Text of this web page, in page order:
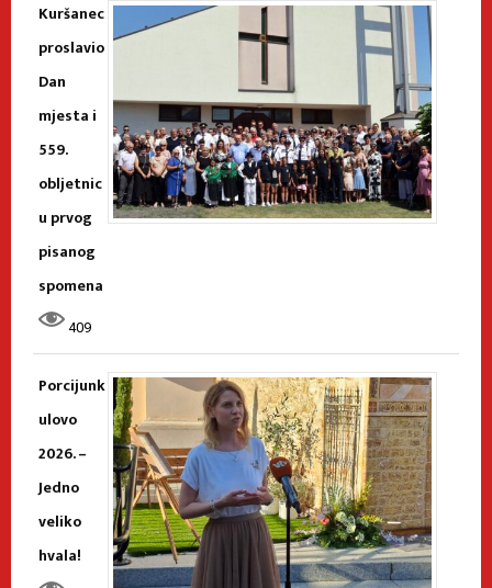
Kuršanec
proslavio
Dan
mjesta i
559.
obljetnic
u prvog
pisanog
spomena
409
Porcijunk
ulovo
2026. –
Jedno
veliko
hvala!